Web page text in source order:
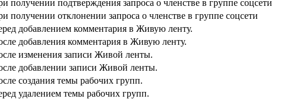
получении подтверждения запроса о членстве в группе соцсети
получении отклонении запроса о членстве в группе соцсети
добавлением комментария в Живую ленту.
добавления комментария в Живую ленту.
изменения записи Живой ленты.
добавлении записи Живой ленты.
создания темы рабочих групп.
удалением темы рабочих групп.